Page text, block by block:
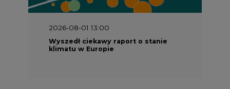
2026-08-01 13:00
Wyszedł ciekawy raport o stanie
klimatu w Europie